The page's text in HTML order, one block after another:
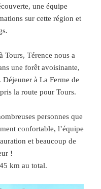
une équipe
sur cette région et
Tours, Térence nous a
une forêt avoisinante,
à La Ferme de
la route pour Tours.
personnes que
confortable, l’équipe
et beaucoup de
!
km au total.